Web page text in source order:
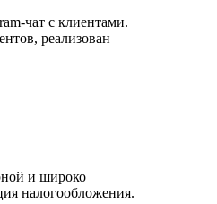
чат с клиентами.
реализован
и широко
налогообложения.